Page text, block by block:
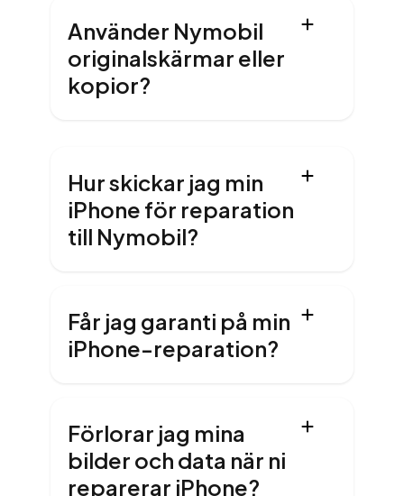
Använder Nymobil
originalskärmar eller
kopior?
Hur skickar jag min
iPhone för reparation
till Nymobil?
Får jag garanti på min
iPhone-reparation?
Förlorar jag mina
bilder och data när ni
reparerar iPhone?